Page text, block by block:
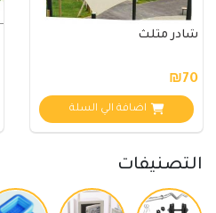
شادر مثلث
₪70
اضافة الي السلة
التصنيفات